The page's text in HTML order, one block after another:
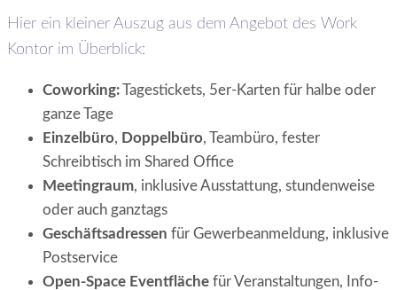
Hier ein kleiner Auszug aus dem Angebot des Work
Kontor im Überblick:
Coworking:Tagestickets, 5er-Karten für halbe oder
ganze Tage
Einzelbüro, Doppelbüro, Teambüro, fester
Schreibtisch im Shared Office
Meetingraum, inklusive Ausstattung, stundenweise
oder auch ganztags
Geschäftsadressen für Gewerbeanmeldung, inklusive
Postservice
Open-Space Eventfläche für Veranstaltungen, Info-